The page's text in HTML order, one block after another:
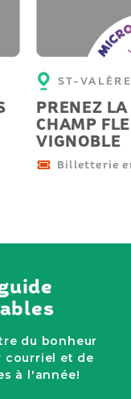
Micro-
ST-
PRENEZ
CHAMP
VIGNOBLE
Billetterie
du bonheur
courriel et de
à l'année!